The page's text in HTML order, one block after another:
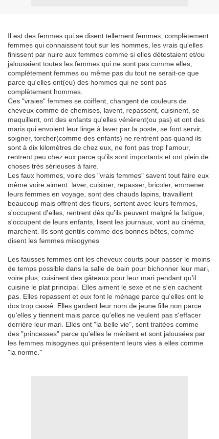
Il est des femmes qui se disent tellement femmes, complètement
femmes qui connaissent tout sur les hommes, les vrais qu'elles
finissent par nuire aux femmes comme si elles détestaient et/ou
jalousaient toutes les femmes qui ne sont pas comme elles,
complètement femmes ou même pas du tout ne serait-ce que
parce qu'elles ont(eu) des hommes qui ne sont pas
complètement hommes.
Ces "vraies" femmes se coiffent, changent de couleurs de
cheveux comme de chemises, lavent, repassent, cuisinent, se
maquillent, ont des enfants qu'elles vénèrent(ou pas) et ont des
maris qui envoient leur linge à laver par la poste, se font servir,
soigner, torcher(comme des enfants) ne rentrent pas quand ils
sont à dix kilomètres de chez eux, ne font pas trop l'amour,
rentrent peu chez eux parce qu'ils sont importants et ont plein de
choses très sérieuses à faire.
Les faux hommes, voire des "vrais femmes" savent tout faire eux
même voire aiment laver, cuisiner, repasser, bricoler, emmener
leurs femmes en voyage, sont des chauds lapins, travaillent
beaucoup mais offrent des fleurs, sortent avec leurs femmes,
s'occupent d'elles, rentrent dès qu'ils peuvent malgré la fatigue,
s'occupent de leurs enfants, lisent les journaux, vont au cinéma,
marchent. Ils sont gentils comme des bonnes bêtes, comme
disent les femmes misogynes
Les fausses femmes ont les cheveux courts pour passer le moins
de temps possible dans la salle de bain pour bichonner leur mari,
voire plus, cuisinent des gâteaux pour leur mari pendant qu'il
cuisine le plat principal. Elles aiment le sexe et ne s'en cachent
pas. Elles repassent et eux font le ménage parce qu'elles ont le
dos trop cassé. Elles gardent leur nom de jeune fille non parce
qu'elles y tiennent mais parce qu'elles ne veulent pas s'effacer
derrière leur mari. Elles ont "la belle vie", sont traitées comme
des "princesses" parce qu'elles le méritent et sont jalousées par
les femmes misogynes qui présentent leurs vies à elles comme
"la norme."